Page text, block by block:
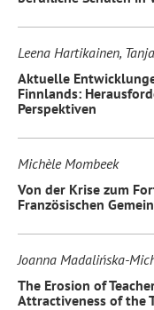
Leena Hartikainen,
Aktuelle
Finnlands:
Perspektiven
Michèle Mombeek
Von der Krise zum
Französischen
Joanna Madalińska-
The Erosion of
Attractiveness of the